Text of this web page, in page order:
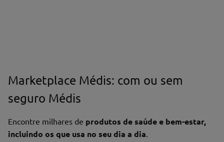
Marketplace Médis: com ou sem
seguro Médis
Encontre milhares de produtos de saúde e bem-estar,
incluindo os que usa no seu dia a dia.